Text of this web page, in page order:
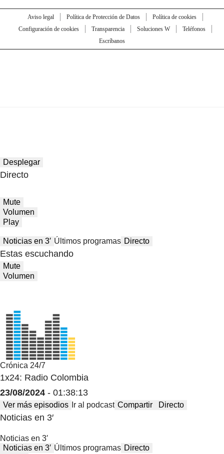
Aviso legal Política de Protección de Datos
Política de cookies
Configuración de cookies
Transparencia Soluciones W
Teléfonos
Escríbanos
Desplegar
Directo
Mute
Volumen
Play
Noticias en 3′ Últimos programas Directo
Estas escuchando
Mute
Volumen
Crónica 24/7
1x24: Radio Colombia
23/08/2024 - 01:38:13
Ver más episodios Ir al podcast Compartir Directo
Noticias en 3′
Noticias en 3′
Noticias en 3′ Últimos programas Directo